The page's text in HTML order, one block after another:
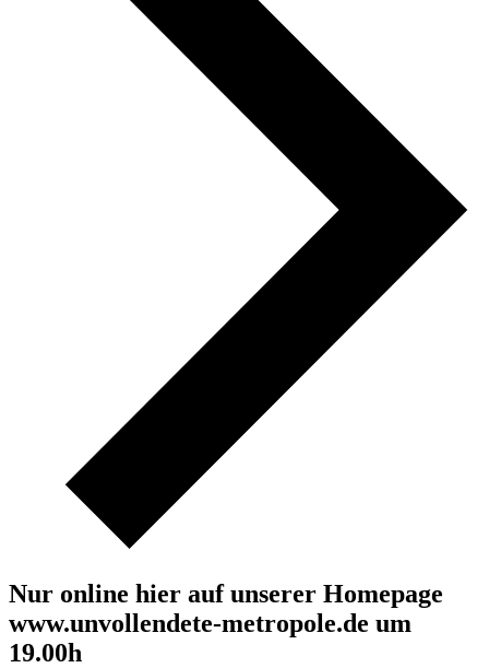
Nur online hier auf unserer Homepage
www.unvollendete-metropole.de um
19.00h